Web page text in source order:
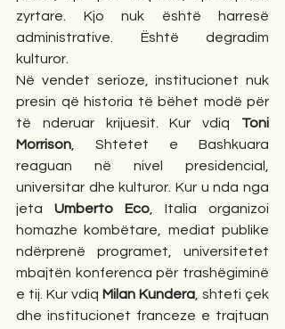
zyrtare. Kjo nuk është harresë
administrative. Është degradim
kulturor.
Në vendet serioze, institucionet nuk
presin që historia të bëhet modë për
të nderuar krijuesit. Kur vdiq Toni
Morrison , Shtetet e Bashkuara
reaguan në nivel presidencial,
universitar dhe kulturor. Kur u nda nga
jeta Umberto Eco , Italia organizoi
homazhe kombëtare, mediat publike
ndërprenë programet, universitetet
mbajtën konferenca për trashëgiminë
e tij. Kur vdiq Milan Kundera , shteti çek
dhe institucionet franceze e trajtuan